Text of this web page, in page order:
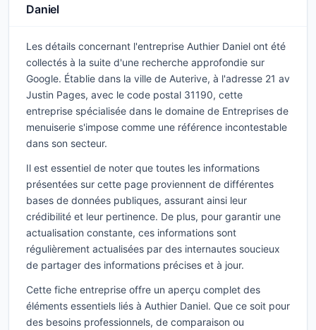
Daniel
Les détails concernant l'entreprise Authier Daniel ont été
collectés à la suite d'une recherche approfondie sur
Google. Établie dans la ville de Auterive, à l'adresse 21 av
Justin Pages, avec le code postal 31190, cette
entreprise spécialisée dans le domaine de Entreprises de
menuiserie s'impose comme une référence incontestable
dans son secteur.
Il est essentiel de noter que toutes les informations
présentées sur cette page proviennent de différentes
bases de données publiques, assurant ainsi leur
crédibilité et leur pertinence. De plus, pour garantir une
actualisation constante, ces informations sont
régulièrement actualisées par des internautes soucieux
de partager des informations précises et à jour.
Cette fiche entreprise offre un aperçu complet des
éléments essentiels liés à Authier Daniel. Que ce soit pour
des besoins professionnels, de comparaison ou